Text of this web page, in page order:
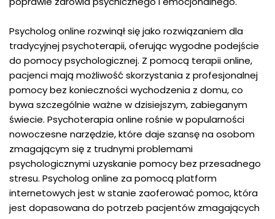
Psycholog online rozwinął się jako rozwiązaniem dla
tradycyjnej psychoterapii, oferując wygodne podejście
do pomocy psychologicznej. Z pomocą terapii online,
pacjenci mają możliwość skorzystania z profesjonalnej
pomocy bez konieczności wychodzenia z domu, co
bywa szczególnie ważne w dzisiejszym, zabieganym
świecie. Psychoterapia online rośnie w popularności
nowoczesne narzędzie, które daje szansę na osobom
zmagającym się z trudnymi problemami
psychologicznymi uzyskanie pomocy bez przesadnego
stresu. Psycholog online za pomocą platform
internetowych jest w stanie zaoferować pomoc, która
jest dopasowana do potrzeb pacjentów zmagających